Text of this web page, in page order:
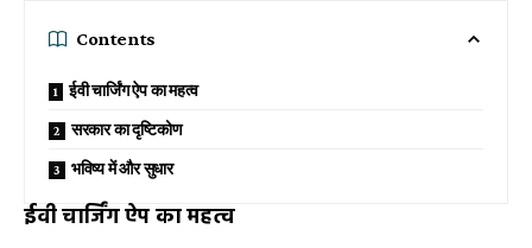
Contents
ईवी चार्जिंग ऐप का महत्व
सरकार का दृष्टिकोण
भविष्य में और सुधार
ईवी चार्जिंग ऐप का महत्व